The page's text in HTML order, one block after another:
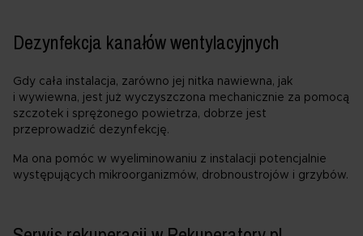
Dezynfekcja kanałów wentylacyjnych
Gdy cała instalacja, zarówno jej nitka nawiewna, jak
i wywiewna, jest już wyczyszczona mechanicznie za pomocą
szczotek i sprężonego powietrza, dobrze jest
przeprowadzić dezynfekcję.
Ma ona pomóc w wyeliminowaniu z instalacji potencjalnie
występujących mikroorganizmów, drobnoustrojów i grzybów.